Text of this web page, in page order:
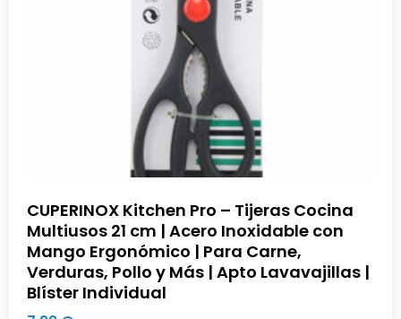
CUPERINOX Kitchen Pro – Tijeras Cocina
Multiusos 21 cm | Acero Inoxidable con
Mango Ergonómico | Para Carne,
Verduras, Pollo y Más | Apto Lavavajillas |
Blíster Individual